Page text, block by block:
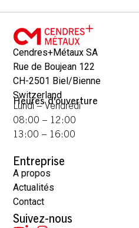
Cendres+Métaux SA
Rue de Boujean 122
CH-2501 Biel/Bienne
Switzerland
Heures d'ouverture
Lundi – Vendredi
08:00 – 12:00
13:00 – 16:00
Entreprise
A propos
Actualités
Contact
Suivez-nous